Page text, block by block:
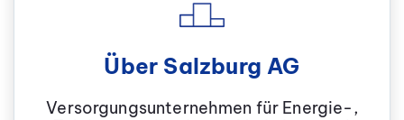
Über Salzburg AG
Versorgungsunternehmen für Energie-,